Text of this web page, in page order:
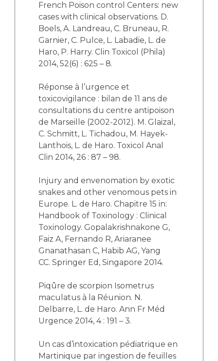
French Poison control Centers: new
cases with clinical observations. D.
Boels, A. Landreau, C. Bruneau, R.
Garnier, C. Pulce, L. Labadie, L. de
Haro, P. Harry. Clin Toxicol (Phila)
2014, 52(6) : 625 – 8.
Réponse à l’urgence et
toxicovigilance : bilan de 11 ans de
consultations du centre antipoison
de Marseille (2002-2012). M. Glaizal,
C. Schmitt, L. Tichadou, M. Hayek-
Lanthois, L. de Haro. Toxicol Anal
Clin 2014, 26 : 87 – 98.
Injury and envenomation by exotic
snakes and other venomous pets in
Europe. L. de Haro. Chapitre 15 in:
Handbook of Toxinology : Clinical
Toxinology. Gopalakrishnakone G,
Faiz A, Fernando R, Ariaranee
Gnanathasan C, Habib AG, Yang
CC. Springer Ed, Singapore 2014.
Piqûre de scorpion Isometrus
maculatus à la Réunion. N.
Delbarre, L. de Haro. Ann Fr Méd
Urgence 2014, 4 : 191 – 3.
Un cas d’intoxication pédiatrique en
Martinique par ingestion de feuilles